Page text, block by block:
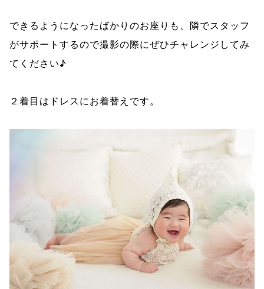
できるようになったばかりのお座りも、隣でスタッフ
がサポートするので撮影の際にぜひチャレンジしてみ
てください♪
２着目はドレスにお着替えです。